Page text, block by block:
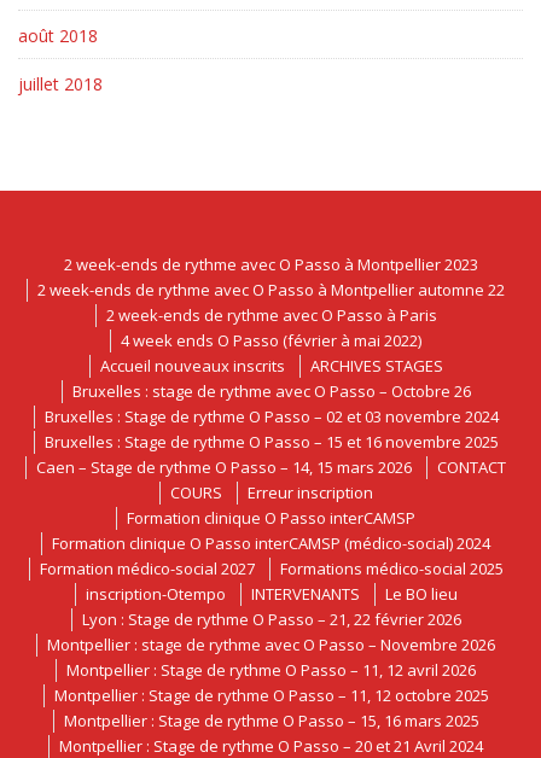
août 2018
juillet 2018
2 week-ends de rythme avec O Passo à Montpellier 2023
2 week-ends de rythme avec O Passo à Montpellier automne 22
2 week-ends de rythme avec O Passo à Paris
4 week ends O Passo (février à mai 2022)
Accueil nouveaux inscrits
ARCHIVES STAGES
Bruxelles : stage de rythme avec O Passo – Octobre 26
Bruxelles : Stage de rythme O Passo – 02 et 03 novembre 2024
Bruxelles : Stage de rythme O Passo – 15 et 16 novembre 2025
Caen – Stage de rythme O Passo – 14, 15 mars 2026
CONTACT
COURS
Erreur inscription
Formation clinique O Passo interCAMSP
Formation clinique O Passo interCAMSP (médico-social) 2024
Formation médico-social 2027
Formations médico-social 2025
inscription-Otempo
INTERVENANTS
Le BO lieu
Lyon : Stage de rythme O Passo – 21, 22 février 2026
Montpellier : stage de rythme avec O Passo – Novembre 2026
Montpellier : Stage de rythme O Passo – 11, 12 avril 2026
Montpellier : Stage de rythme O Passo – 11, 12 octobre 2025
Montpellier : Stage de rythme O Passo – 15, 16 mars 2025
Montpellier : Stage de rythme O Passo – 20 et 21 Avril 2024